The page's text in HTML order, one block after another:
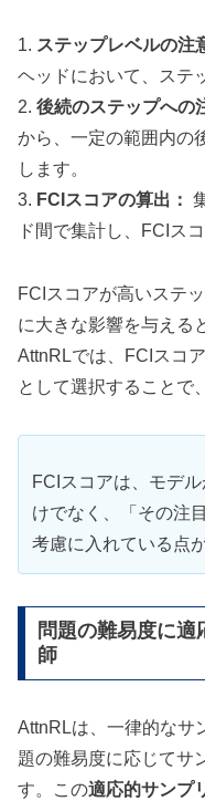
1. ステップレベルの注
ヘッドにおいて、ステ
2. 後続のステップへの
から、一定の範囲内の
します。
3. FCIスコアの算出：
ド間で集計し、FCIス
FCIスコアが高いステ
に大きな影響を与える
AttnRLでは、FCIスコ
として選択することで
FCIスコアは、モデ
けでなく、「その注
考慮に入れている点
問題の難易度に
師
AttnRLは、一律的なサ
題の難易度に応じてサ
す。この適応的サンプ